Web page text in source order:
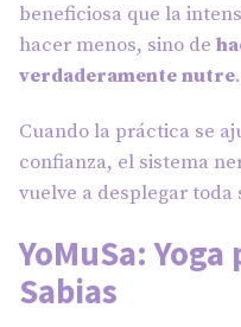
beneficiosa que la
hacer menos, sino de
verdaderamente nutre.
Cuando la práctica se
confianza, el sistema
vuelve a desplegar
YoMuSa:
Sabias